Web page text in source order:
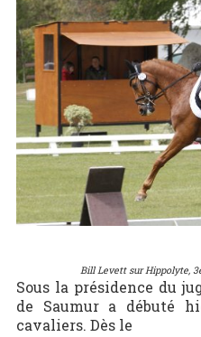
Bill Levett sur Hippolyte,
Sous la présidence du
de Saumur a débuté
cavaliers. Dès le